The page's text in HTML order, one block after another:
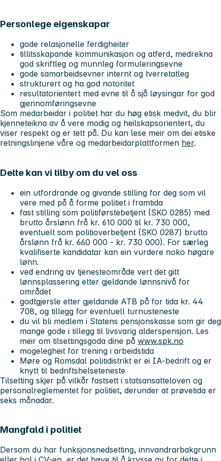
Personlege eigenskapar
gode relasjonelle ferdigheiter
tillitsskapande kommunikasjon og atferd, medrekna
god skriftleg og munnleg formuleringsevne
gode samarbeidsevner internt og tverretatleg
strukturert og ha god notoritet
resultatorientert med evne til å sjå løysingar for god
gjennomføringsevne
Som medarbeidar i politiet har du høg etisk medvit, du blir
kjenneteikna av å vere modig og heilskapsorientert, du
viser respekt og er tett på. Du kan lese meir om dei etiske
retningslinjene våre og medarbeidarplattformen her.
Dette kan vi tilby om du vel oss
ein utfordrande og givande stilling for deg som vil
vere med på å forme politiet i framtida
fast stilling som politiførstebetjent (SKO 0285) med
brutto årslønn frå kr. 610 000 til kr. 730 000,
eventuelt som politioverbetjent (SKO 0287) brutto
årslønn frå kr. 660 000 - kr. 730 000). For særleg
kvalifiserte kandidatar kan ein vurdere noko høgare
lønn.
ved endring av tjenesteområde vert det gitt
lønnsplassering etter gjeldande lønnsnivå for
området
godtgjersle etter gjeldande ATB på for tida kr. 44
708, og tillegg for eventuell turnusteneste
du vil bli medlem i Statens pensjonskasse som gir deg
mange gode i tillegg til livsvarig alderspensjon. Les
meir om tilsettingsgoda dine på www.spk.no
mogelegheit for trening i arbeidstida
Møre og Romsdal politidistrikt er ei IA-bedrift og er
knytt til bedriftshelseteneste
Tilsetting skjer på vilkår fastsett i statsansatteloven og
personalreglementet for politiet, derunder at prøvetida er
seks månadar.
Mangfald i politiet
Dersom du har funksjonsnedsetting, innvandrarbakgrunn